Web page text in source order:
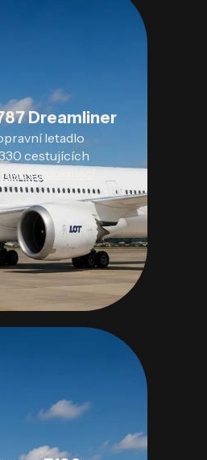
Dreamliner
letadlo
cestujících
více informací